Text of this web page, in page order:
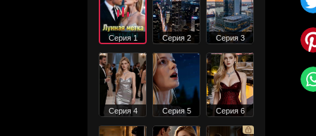
Серия 1 Серия 2 Серия 3
Серия 4 Серия 5 Серия 6